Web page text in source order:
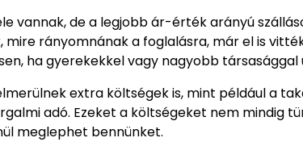
vannak, de a legjobb ár-érték arányú
mire rányomnának a foglalásra, már el is
ha gyerekekkel vagy nagyobb társasággal
extra költségek is, mint például a
adó. Ezeket a költségeket nem mindig
meglephet bennünket.